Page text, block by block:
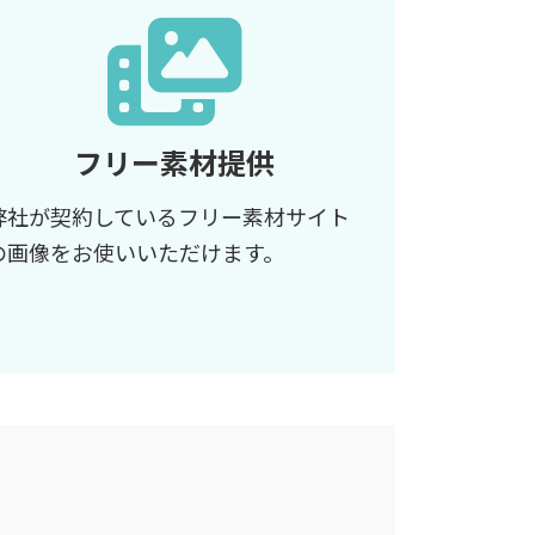
フリー素材提供
社が契約しているフリー素材サイト
画像をお使いいただけます。